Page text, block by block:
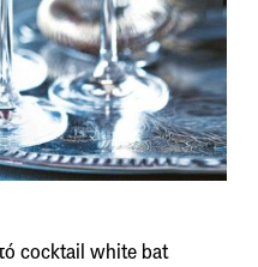
cocktail white bat